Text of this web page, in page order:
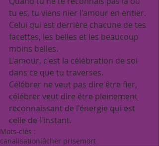
tu es, tu viens nier l'amour en entier.
Celui qui est derrière chacune de tes
facettes, les belles et les beaucoup
moins belles.
L'amour, c'est la célébration de soi
dans ce que tu traverses.
Célébrer ne veut pas dire être fier,
célébrer veut dire être pleinement
reconnaissant de l'énergie qui est
celle de l'instant.
Mots-clés :
canalisationlâcher prisemort